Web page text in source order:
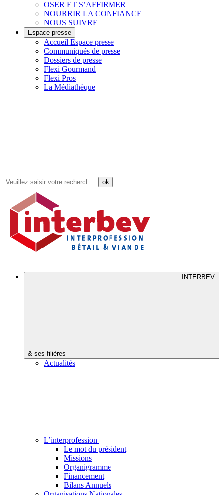
OSER ET S’AFFIRMER
NOURRIR LA CONFIANCE
NOUS SUIVRE
Espace presse
Accueil Espace presse
Communiqués de presse
Dossiers de presse
Flexi Gourmand
Flexi Pros
La Médiathèque
Rechercher
dans
site
INTERBEV
& ses filières
Actualités
L’interprofession
Le mot du président
Missions
Organigramme
Financement
Bilans Annuels